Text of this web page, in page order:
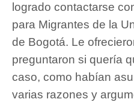
logrado contactarse
para Migrantes de la
de Bogotá. Le
preguntaron si quería
caso, como habían
varias razones y